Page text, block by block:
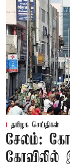
தமிழக செய்திகள்
சேலம்:
கோவிலில்